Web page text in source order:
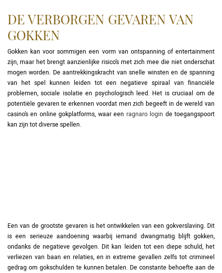
DE VERBORGEN GEVAREN VAN
GOKKEN
Gokken kan voor sommigen een vorm van ontspanning of entertainment
zijn, maar het brengt aanzienlijke risico’s met zich mee die niet onderschat
mogen worden. De aantrekkingskracht van snelle winsten en de spanning
van het spel kunnen leiden tot een negatieve spiraal van financiële
problemen, sociale isolatie en psychologisch leed. Het is cruciaal om de
potentiële gevaren te erkennen voordat men zich begeeft in de wereld van
casino’s en online gokplatforms, waar een ragnaro login de toegangspoort
kan zijn tot diverse spellen.
Een van de grootste gevaren is het ontwikkelen van een gokverslaving. Dit
is een serieuze aandoening waarbij iemand dwangmatig blijft gokken,
ondanks de negatieve gevolgen. Dit kan leiden tot een diepe schuld, het
verliezen van baan en relaties, en in extreme gevallen zelfs tot crimineel
gedrag om gokschulden te kunnen betalen. De constante behoefte aan de